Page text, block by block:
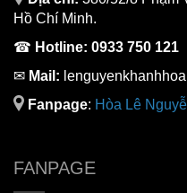
Hồ Chí Minh.
☎ Hotline: 0933 750 121
✉ Mail:
Fanpage: Hòa Lê
FANPAGE